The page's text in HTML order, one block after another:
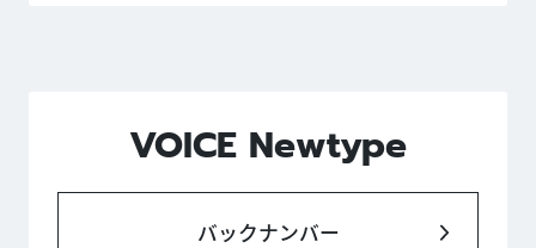
VOICE Newtype
バックナンバー